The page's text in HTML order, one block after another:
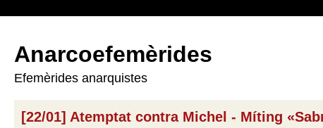
Anarcoefemèrides
Efemèrides anarquistes
[22/01] Atemptat contra Michel - Míting